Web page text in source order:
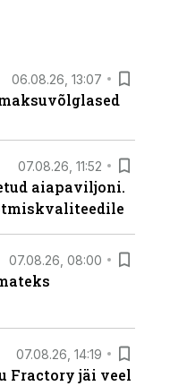
06.08.26, 13:07
07.08.26, 11:52
aiapaviljoni.
07.08.26, 08:00
07.08.26, 14:19
Fractory jäi veel